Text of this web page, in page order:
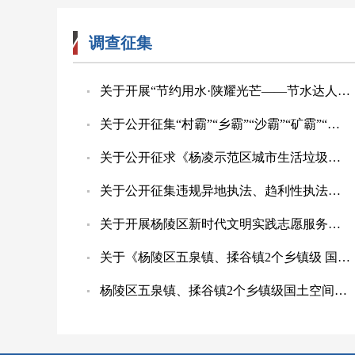
调查征集
关于开展“节约用水·陕耀光芒——节水达人讲节水”主题征集宣传活动的公告
关于公开征集“村霸”“乡霸”“沙霸”“矿霸”“街霸”“市霸”等突出黑恶违法犯罪线索的通告
关于公开征求《杨凌示范区城市生活垃圾处理收费标准（征求意见稿）》意见的公告
关于公开征集违规异地执法、趋利性执法及乱收费、乱罚款、乱检查、乱查封问题线索的公告
关于开展杨陵区新时代文明实践志愿服务品牌项目征集活动的通知
关于《杨陵区五泉镇、揉谷镇2个乡镇级 国土空间规划（2021-2035年）（公众征求意见稿）》公开征集意见建议结果的公示
杨陵区五泉镇、揉谷镇2个乡镇级国土空间规划（2021-2035年）公众征求意见稿公示